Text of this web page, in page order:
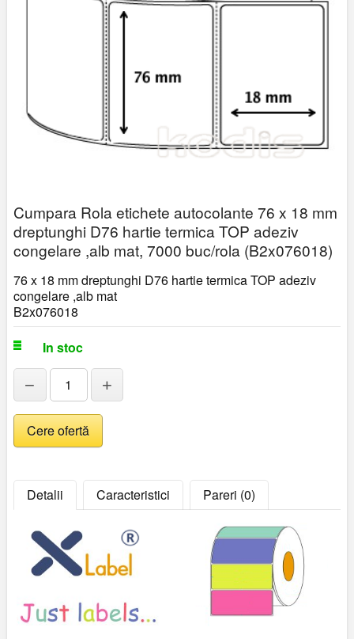
Cumpara Rola etichete autocolante 76 x 18 mm
dreptunghi D76 hartie termica TOP adeziv
congelare ,alb mat, 7000 buc/rola (B2x076018)
76 x 18 mm dreptunghi D76 hartie termica TOP adeziv
congelare ,alb mat
B2x076018
In stoc
− +
Detalii Caracteristici Pareri (0)